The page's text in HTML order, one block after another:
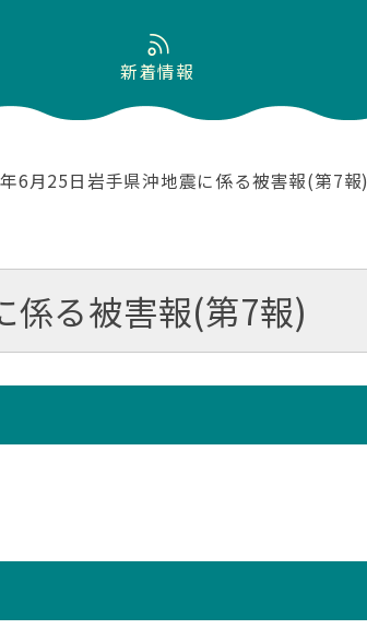
新着情報
6月25日岩手県沖地震に係る被害報(第7報)
係る被害報(第7報)